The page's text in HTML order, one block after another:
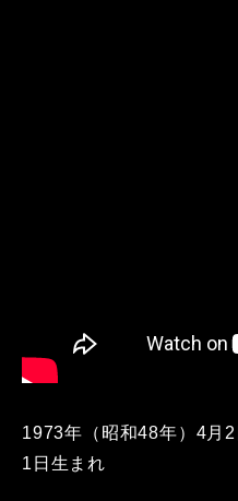
1973年（昭和48年）4月
1日生まれ